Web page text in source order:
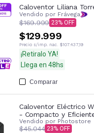
Caloventor Liliana
Vendido por Frávega
$169.999 23
$129.999
Precio s/imp. nac. $107.437,19
¡Retiralo YA!
Llega en 48hs
Comparar
Caloventor Eléctrico
- Compacto y
Vendido por Photostore
$45.044 23